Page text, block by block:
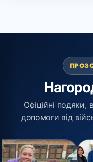
Офіційні подяки,
допомоги від